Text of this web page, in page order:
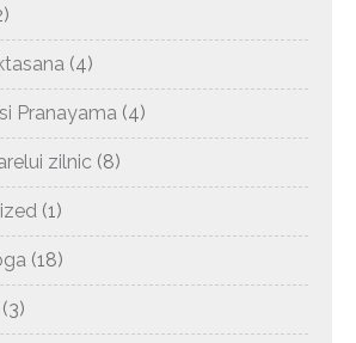
(4)
Pranayama (4)
zilnic (8)
(1)
(18)
(3)